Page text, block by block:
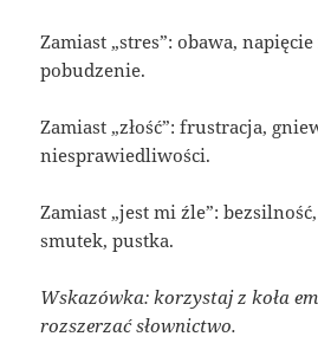
Zamiast „stres”: obawa,
pobudzenie.
Zamiast „złość”: frustracja,
niesprawiedliwości.
Zamiast „jest mi źle”:
smutek, pustka.
Wskazówka: korzystaj z koła
rozszerzać słownictwo.